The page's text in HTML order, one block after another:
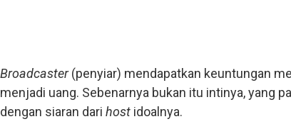
Broadcaster(penyiar) mendapatkan keuntungan
menjadi uang. Sebenarnya bukan itu intinya, yang
dengan siaran dari host idoalnya.